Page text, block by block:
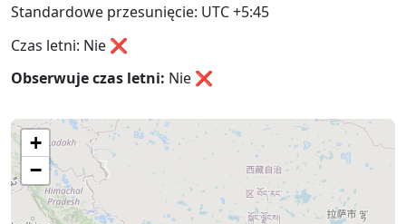
Standardowe przesunięcie: UTC +5:45
Czas letni: Nie ❌
Obserwuje czas letni: Nie ❌
+
−